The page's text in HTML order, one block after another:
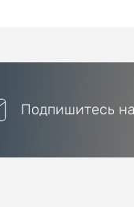
Подпишитесь